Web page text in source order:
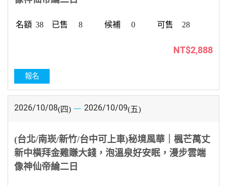
38 8 0 28
NT$2,888
報名
2026/10/08(四) 2026/10/09(五)
(台北/南崁/新竹/台中可上車)秘境風華｜楓芒萬丈
新中橫拜金雞賺大錢，泡溫泉好安眠，漫步雲端
像神仙帝綸二日